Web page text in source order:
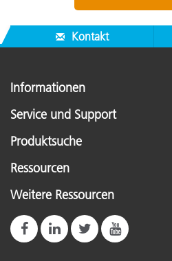
Kontakt
Informationen
Service und Support
Produktsuche
Ressourcen
Weitere Ressourcen